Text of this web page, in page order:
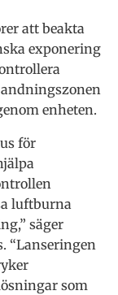
att beakta
exponering
enheten.
för
luftburna
säger
“Lanseringen
som